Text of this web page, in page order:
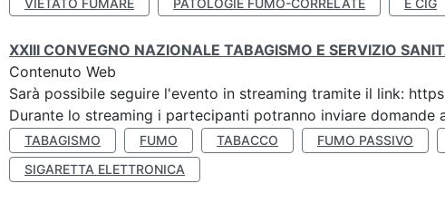
VIETATO FUMARE
PATOLOGIE FUMO-CORRELATE E CIG
XXIII CONVEGNO NAZIONALE TABAGISMO E SERVIZIO
Contenuto Web
Sarà possibile seguire l'evento in streaming tramite il link:
Durante lo streaming i partecipanti potranno inviare domande
TABAGISMO FUMO TABACCO FUMO PASSIVO
SIGARETTA ELETTRONICA